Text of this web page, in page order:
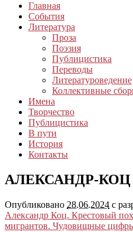
Главная
События
Литература
Проза
Поэзия
Публицистика
Переводы
Литературоведение
Коллективные
Имена
Творчество
Публицистика
В пути
История
Контакты
АЛЕКСАНДР-КОЦ
Опубликовано 28.06.2024 с
Александр Коц. Крестовый
мигрантов. Чудовищные